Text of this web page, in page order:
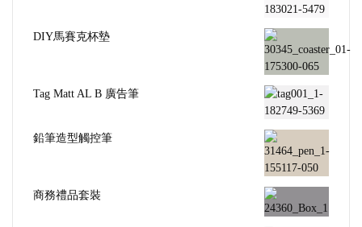
DIY馬賽克杯墊
Tag Matt AL B 廣告筆
鉛筆造型觸控筆
商務禮品套裝